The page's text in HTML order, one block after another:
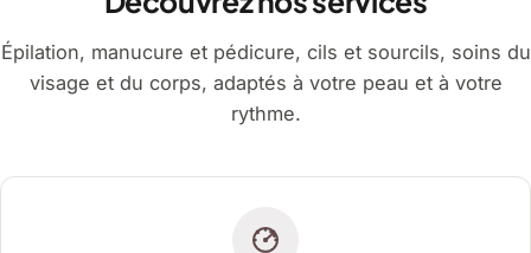
Épilation, manucure et pédicure, cils et sourcils, soins du
visage et du corps, adaptés à votre peau et à votre
rythme.